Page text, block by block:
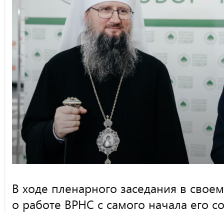
В ходе пленарного заседания в
о работе ВРНС с самого начала его